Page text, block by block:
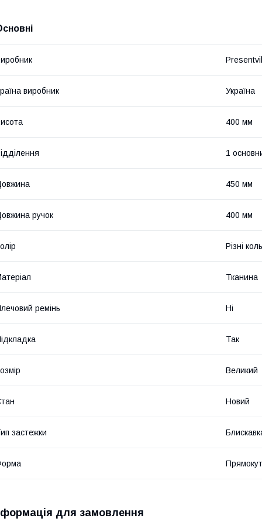
виробник Україна
400 мм
1
450 мм
ручок 400 мм
Різні
Тканина
ремінь Ні
Так
Великий
Новий
застежки
для замовлення